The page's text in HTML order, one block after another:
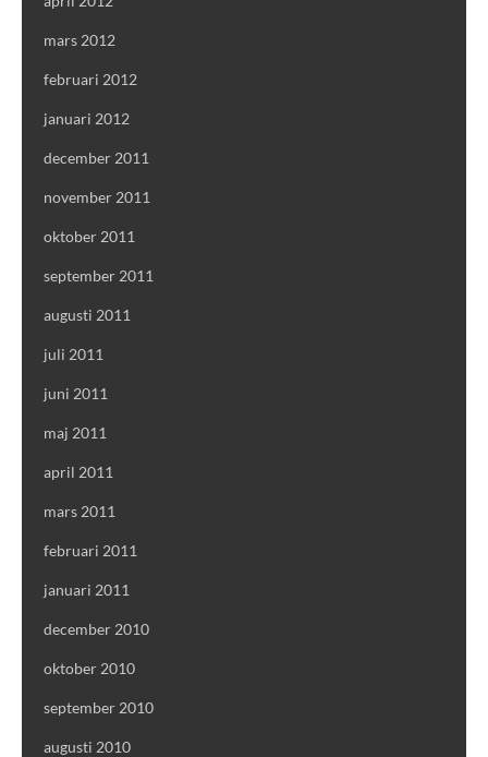
mars 2012
februari 2012
januari 2012
december 2011
november 2011
oktober 2011
september 2011
augusti 2011
juli 2011
juni 2011
maj 2011
april 2011
mars 2011
februari 2011
januari 2011
december 2010
oktober 2010
september 2010
augusti 2010